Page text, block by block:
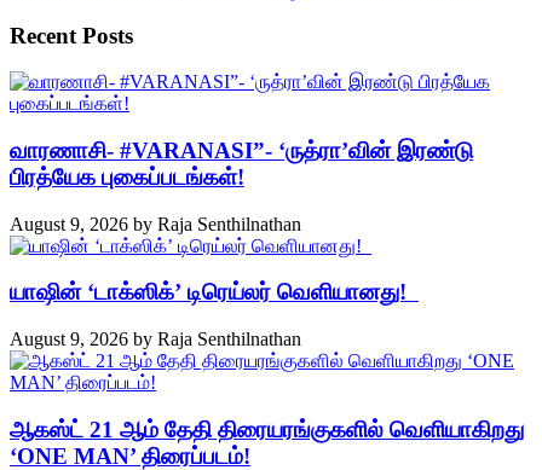
Recent Posts
வாரணாசி- #VARANASI”- ‘ருத்ரா’வின் இரண்டு
பிரத்யேக புகைப்படங்கள்!
August 9, 2026 by Raja Senthilnathan
யாஷின் ‘டாக்ஸிக்’ டிரெய்லர் வெளியானது!
August 9, 2026 by Raja Senthilnathan
ஆகஸ்ட் 21 ஆம் தேதி திரையரங்குகளில் வெளியாகிறது
‘ONE MAN’ திரைப்படம்!